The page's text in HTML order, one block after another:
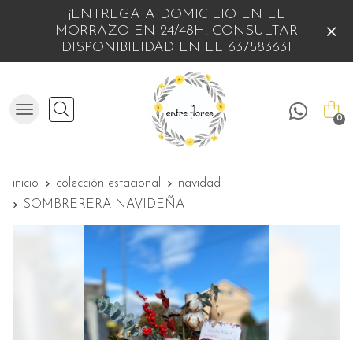
¡ENTREGA A DOMICILIO EN EL
MORRAZO EN 24/48H! CONSULTAR
DISPONIBILIDAD EN EL 637583631
Buscar 0
inicio colección estacional
navidad
SOMBRERERA NAVIDEÑA